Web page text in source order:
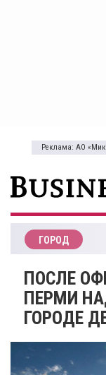
Реклама: АО
ГОРОД
ПОСЛЕ
ПЕРМИ
ГОРОДЕ